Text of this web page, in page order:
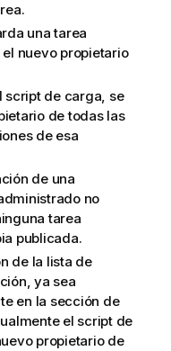
una tarea
nuevo propietario
script de carga, se
de todas las
de esa
de una
no
tarea
publicada.
de la lista de
ya sea
en la sección de
el script de
propietario de